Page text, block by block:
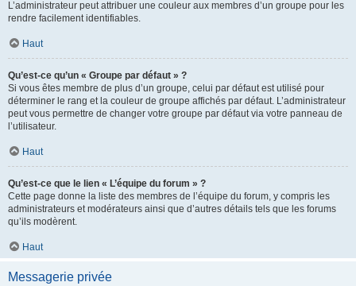
L’administrateur peut attribuer une couleur aux membres d’un groupe pour les
rendre facilement identifiables.
Haut
Qu’est-ce qu’un « Groupe par défaut » ?
Si vous êtes membre de plus d’un groupe, celui par défaut est utilisé pour
déterminer le rang et la couleur de groupe affichés par défaut. L’administrateur
peut vous permettre de changer votre groupe par défaut via votre panneau de
l’utilisateur.
Haut
Qu’est-ce que le lien « L’équipe du forum » ?
Cette page donne la liste des membres de l’équipe du forum, y compris les
administrateurs et modérateurs ainsi que d’autres détails tels que les forums
qu’ils modèrent.
Haut
Messagerie privée